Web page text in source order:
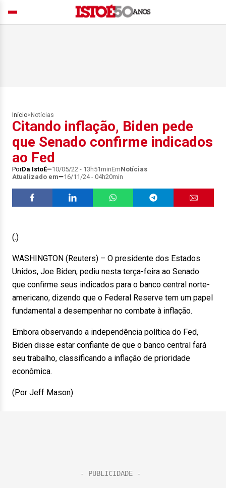
Início> Notícias
Citando inflação, Biden pede
que Senado confirme indicados
ao Fed
PorDa IstoÉ 10/05/22 - 13h51minEmNotícias
Atualizado em
16/11/24 - 04h20min
(.)
WASHINGTON (Reuters) – O presidente dos Estados
Unidos, Joe Biden, pediu nesta terça-feira ao Senado
que confirme seus indicados para o banco central norte-
americano, dizendo que o Federal Reserve tem um papel
fundamental a desempenhar no combate à inflação.
Embora observando a independência política do Fed,
Biden disse estar confiante de que o banco central fará
seu trabalho, classificando a inflação de prioridade
econômica.
(Por Jeff Mason)